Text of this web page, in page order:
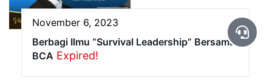
November 6, 2023
Berbagi Ilmu “Survival Leadership” Bersama
BCA Expired!